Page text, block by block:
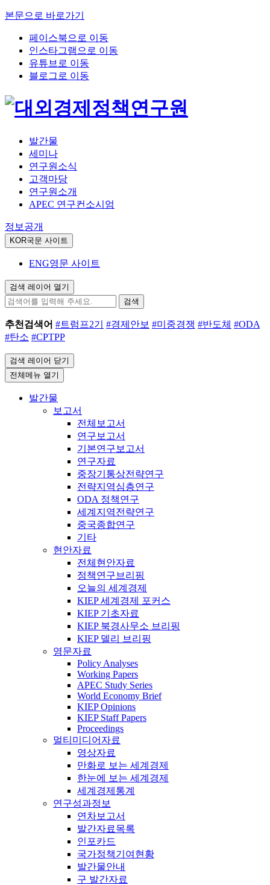
본문으로 바로가기
페이스북으로 이동
인스타그램으로 이동
유튜브로 이동
블로그로 이동
발간물
세미나
연구원소식
고객마당
연구원소개
APEC 연구컨소시엄
정보공개
KOR국문 사이트
ENG영문 사이트
검색 레이어 열기
검색
추천검색어 #트럼프2기 #경제안보 #미중경쟁 #반도체 #ODA
#탄소 #CPTPP
검색 레이어 닫기
전체메뉴 열기
발간물
보고서
전체보고서
연구보고서
기본연구보고서
연구자료
중장기통상전략연구
전략지역심층연구
ODA 정책연구
세계지역전략연구
중국종합연구
기타
현안자료
전체현안자료
정책연구브리핑
오늘의 세계경제
KIEP 세계경제 포커스
KIEP 기초자료
KIEP 북경사무소 브리핑
KIEP 델리 브리핑
영문자료
Policy Analyses
Working Papers
APEC Study Series
World Economy Brief
KIEP Opinions
KIEP Staff Papers
Proceedings
멀티미디어자료
영상자료
만화로 보는 세계경제
한눈에 보는 세계경제
세계경제통계
연구성과정보
연차보고서
발간자료목록
인포카드
국가정책기여현황
발간물안내
구 발간자료